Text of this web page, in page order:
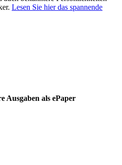
Lesen Sie hier das spannende
Ausgaben als ePaper